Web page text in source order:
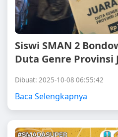
Siswi SMAN 2
Duta Genre Provinsi
Dibuat: 2025-10-08 06:55:42
Baca Selengkapnya